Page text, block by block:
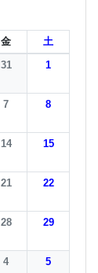
金
土
31 1
7 8
14 15
21 22
28 29
4 5